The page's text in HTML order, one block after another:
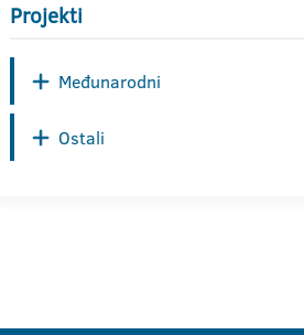
Projekti
Međunarodni
Ostali